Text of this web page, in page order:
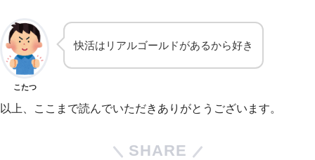
こたつ
快活はリアルゴールドがあるから好き
以上、ここまで読んでいただきありがとうございます。
SHARE